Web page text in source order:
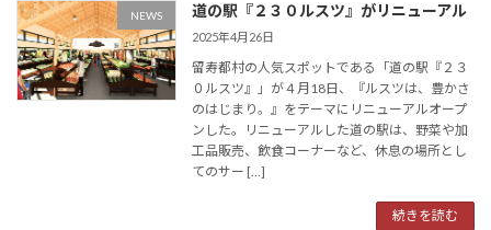
NEWS 道の駅『２３０ルスツ』がリニューアル
2025年4月26日
留寿都村の人気スポットである「道の駅『２３
０ルスツ』」が４月18日、『ルスツは、豊かさ
のはじまり。』をテーマにリニューアルオープ
ンした。リニューアルした道の駅は、野菜や加
工品販売、飲食コーナーなど、休息の場所とし
てのサー […]
続きを読む